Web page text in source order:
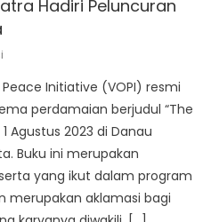
Hadiri Peluncuran
Peace Initiative (VOPI) resmi
perdamaian berjudul “The
Agustus 2023 di Danau
Buku ini merupakan
yang ikut dalam program
merupakan aklamasi bagi